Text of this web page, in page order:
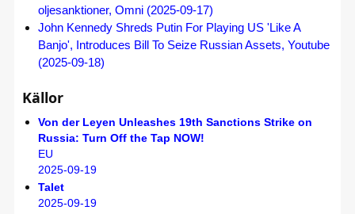
oljesanktioner, Omni (2025-09-17)
John Kennedy Shreds Putin For Playing US 'Like A
Banjo', Introduces Bill To Seize Russian Assets, Youtube
(2025-09-18)
Källor
Von der Leyen Unleashes 19th Sanctions Strike on
Russia: Turn Off the Tap NOW!
EU
2025-09-19
Talet
2025-09-19